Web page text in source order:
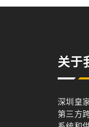
关于
深圳皇
第三方